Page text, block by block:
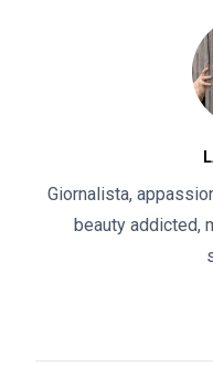
Giornalista,
beauty addicted,